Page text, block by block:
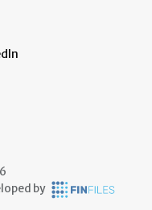
by